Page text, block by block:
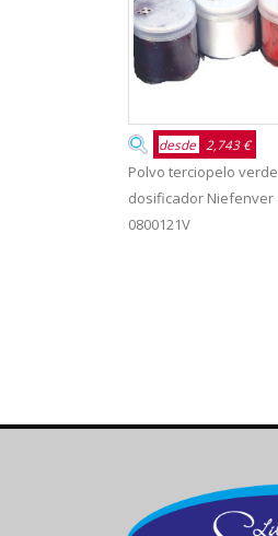
desde 2,743 €
Polvo terciopelo verde
dosificador Niefenver
0800121V